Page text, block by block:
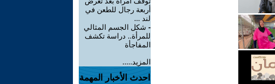
أربعة رجال للطعن في
لند ...
- شكل الجسم المثالي
للمرأة.. دراسة تكشف
المفاجأة
المزيد.....
احدث الأخبار المهمة